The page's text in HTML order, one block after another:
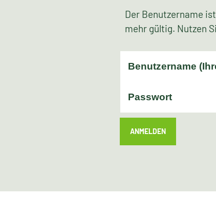
Der Benutzername
mehr gültig. Nutzen
ANMELDEN